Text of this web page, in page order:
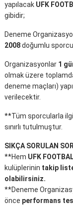
yapılacak UFK
gibidir;
Deneme
2008doğumlu
Organizasyonlar 1
olmak üzere
deneme maçları)
verilecektir.
**Tüm sporcularla
sınırlı tutulmuştur.
SIKÇA SORULAN
**Hem UFK
kulüplerinin takip
olabilirsiniz.
**Deneme
önce performans